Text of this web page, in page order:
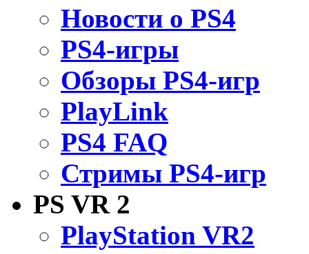
Новости о PS4
PS4-игры
Обзоры PS4-игр
PlayLink
PS4 FAQ
Стримы PS4-игр
PS VR 2
PlayStation VR2